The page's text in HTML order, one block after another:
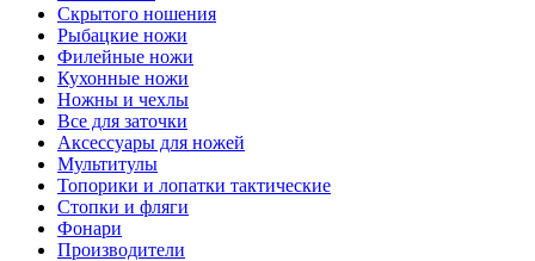
Скрытого ношения
Рыбацкие ножи
Филейные ножи
Кухонные ножи
Ножны и чехлы
Все для заточки
Аксессуары для ножей
Мультитулы
Топорики и лопатки тактические
Стопки и фляги
Фонари
Производители